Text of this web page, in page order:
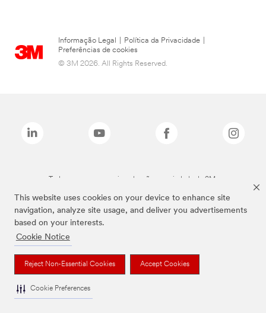
This website uses cookies on your device to enhance site
navigation, analyze site usage, and deliver you advertisements
based on your interests.
Cookie Notice
Reject Non-Essential Cookies Accept Cookies
Cookie Preferences
Informação Legal Política da Privacidade
Preferências de cookies
© 3M 2026. All Rights Reserved.
Todas as marcas mencionadas são propriedade da 3M.